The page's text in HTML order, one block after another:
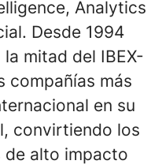
Analytics
Desde 1994
la mitad del IBEX-
compañías más
en su
convirtiendo los
de alto impacto